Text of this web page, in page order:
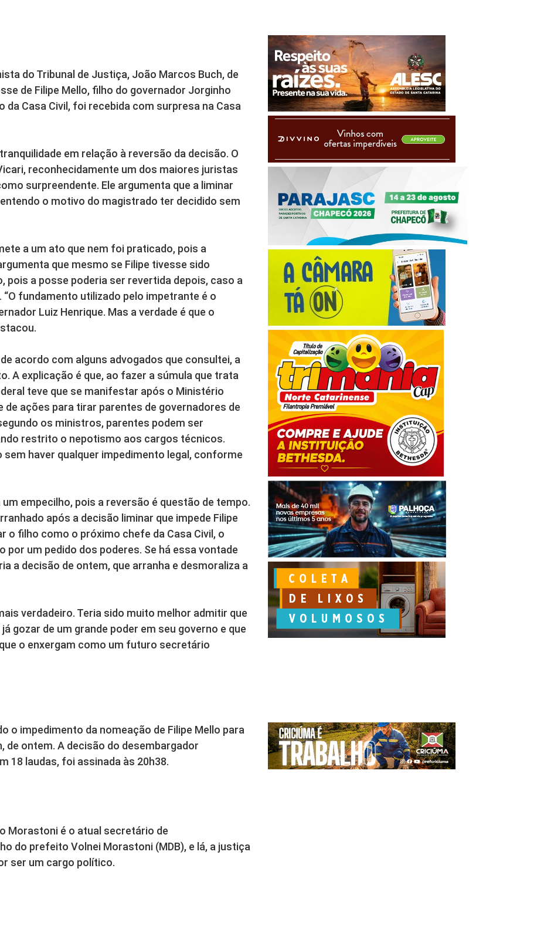
do Tribunal de Justiça, João Marcos Buch, de
de Filipe Mello, filho do governador Jorginho
da Casa Civil, foi recebida com surpresa na Casa
em relação à reversão da decisão. O
reconhecidamente um dos maiores juristas
surpreendente. Ele argumenta que a liminar
o motivo do magistrado ter decidido sem
a um ato que nem foi praticado, pois a
que mesmo se Filipe tivesse sido
pois a posse poderia ser revertida depois, caso a
fundamento utilizado pelo impetrante é o
Luiz Henrique. Mas a verdade é que o
acordo com alguns advogados que consultei, a
A explicação é que, ao fazer a súmula que trata
teve que se manifestar após o Ministério
ações para tirar parentes de governadores de
os ministros, parentes podem ser
restrito o nepotismo aos cargos técnicos.
sem haver qualquer impedimento legal, conforme
empecilho, pois a reversão é questão de tempo.
após a decisão liminar que impede Filipe
o filho como o próximo chefe da Casa Civil, o
por um pedido dos poderes. Se há essa vontade
a decisão de ontem, que arranha e desmoraliza a
verdadeiro. Teria sido muito melhor admitir que
gozar de um grande poder em seu governo e que
o enxergam como um futuro secretário
o impedimento da nomeação de Filipe Mello para
de ontem. A decisão do desembargador
18 laudas, foi assinada às 20h38.
Morastoni é o atual secretário de
do prefeito Volnei Morastoni (MDB), e lá, a justiça
ser um cargo político.